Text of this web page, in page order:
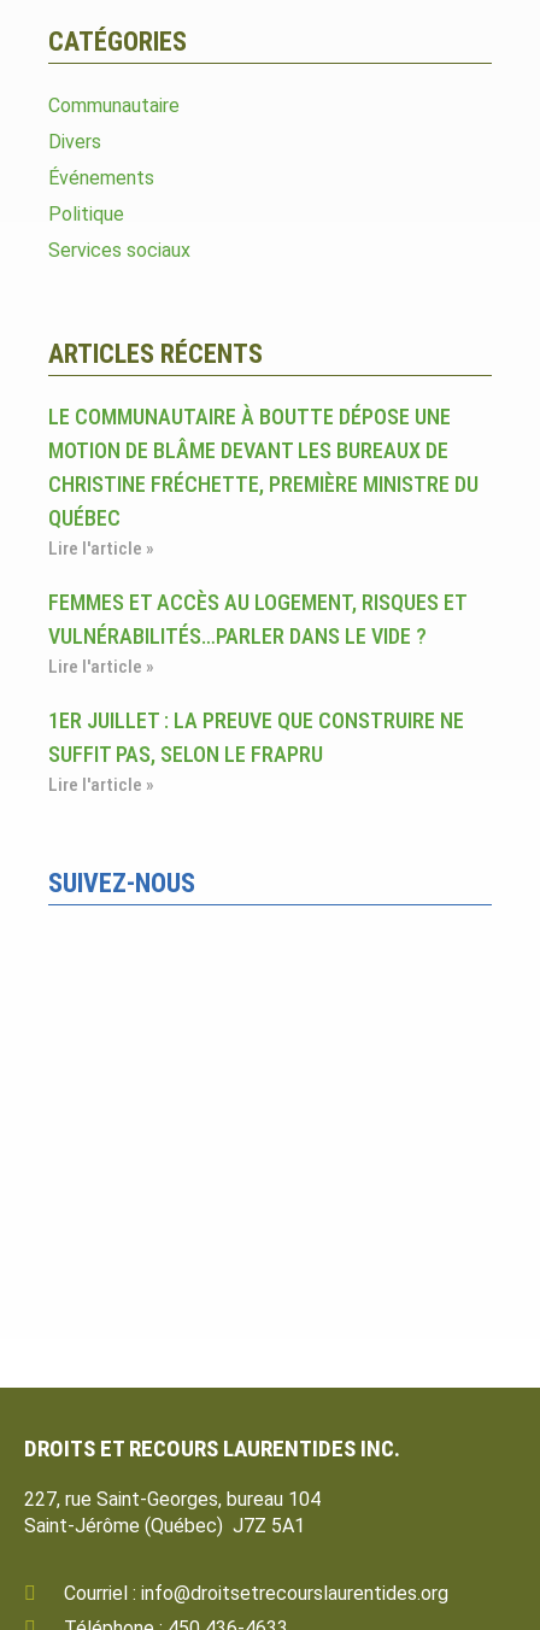
CATÉGORIES
Communautaire
Divers
Événements
Politique
Services sociaux
ARTICLES RÉCENTS
LE COMMUNAUTAIRE À BOUTTE DÉPOSE UNE
MOTION DE BLÂME DEVANT LES BUREAUX DE
CHRISTINE FRÉCHETTE, PREMIÈRE MINISTRE DU
QUÉBEC
Lire l'article »
FEMMES ET ACCÈS AU LOGEMENT, RISQUES ET
VULNÉRABILITÉS…PARLER DANS LE VIDE ?
Lire l'article »
1ER JUILLET : LA PREUVE QUE CONSTRUIRE NE
SUFFIT PAS, SELON LE FRAPRU
Lire l'article »
SUIVEZ-NOUS
DROITS ET RECOURS LAURENTIDES INC.
227, rue Saint-Georges, bureau 104
Saint-Jérôme (Québec) J7Z 5A1
Courriel : info@droitsetrecourslaurentides.org